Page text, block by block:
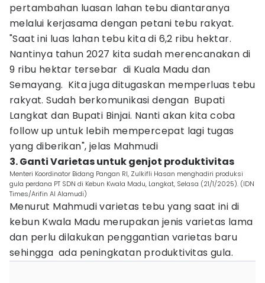
pertambahan luasan lahan tebu diantaranya
melalui kerjasama dengan petani tebu rakyat.
"Saat ini luas lahan tebu kita di 6,2 ribu hektar.
Nantinya tahun 2027 kita sudah merencanakan di
9 ribu hektar tersebar di Kuala Madu dan
Semayang. Kita juga ditugaskan memperluas tebu
rakyat. Sudah berkomunikasi dengan Bupati
Langkat dan Bupati Binjai. Nanti akan kita coba
follow up untuk lebih mempercepat lagi tugas
yang diberikan", jelas Mahmudi
3. Ganti Varietas untuk genjot produktivitas
Menteri Koordinator Bidang Pangan RI, Zulkifli Hasan menghadiri produksi
gula perdana PT SDN di Kebun Kwala Madu, Langkat, Selasa (21/1/2025). (IDN
Times/Arifin Al Alamudi)
Menurut Mahmudi varietas tebu yang saat ini di
kebun Kwala Madu merupakan jenis varietas lama
dan perlu dilakukan penggantian varietas baru
sehingga ada peningkatan produktivitas gula.